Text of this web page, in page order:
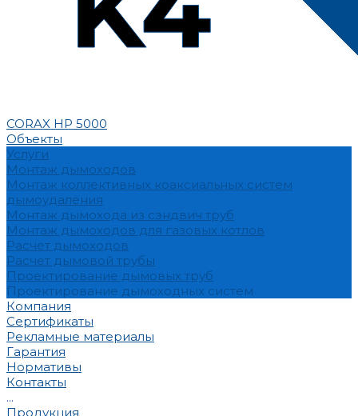
CORAX HP 5000
Объекты
Услуги
Монтаж дымоходов
Монтаж коллективных коаксиальных систем
дымоудаления
Монтаж дымохода из сэндвич труб
Монтаж дымоходов для газовых котлов
Расчет дымоходов
Расчет дымовой трубы
Проектирование дымовых труб
Проектирование дымоходных систем
Компания
Сертификаты
Рекламные материалы
Гарантия
Нормативы
Контакты
...
Продукция